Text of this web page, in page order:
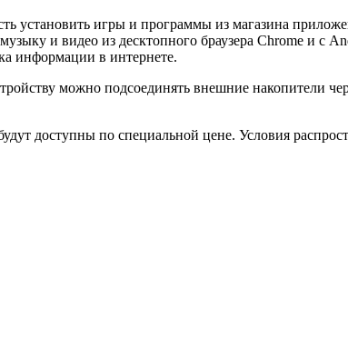
установить игры и программы из магазина
и видео из десктопного браузера Chrome и с
информации в интернете.
можно подсоединять внешние накопители
доступны по специальной цене. Условия